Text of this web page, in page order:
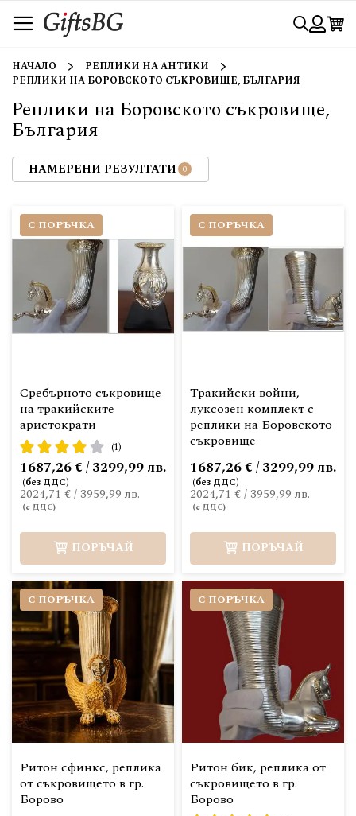
към
съдържанието
Търси
НАЧАЛО
РЕПЛИКИ НА АНТИКИ
РЕПЛИКИ НА БОРОВСКОТО СЪКРОВИЩЕ, БЪЛГАРИЯ
Реплики на Боровското съкровище,
България
С ПОРЪЧКА
Сребърното съкровище
на тракийските
аристократи
рейтинг:
80%
(1)
2024,71 €/ 3959,99 лв.
1687,26 € / 3299,99 лв.
ПОРЪЧАЙ
С ПОРЪЧКА
Тракийски войни,
луксозен комплект с
реплики на Боровското
съкровище
2024,71 €/ 3959,99 лв.
1687,26 € / 3299,99 лв.
ПОРЪЧАЙ
С ПОРЪЧКА
Ритон сфинкс, реплика
от съкровището в гр.
Борово
С ПОРЪЧКА
Ритон бик, реплика от
съкровището в гр.
Борово
НАМЕРЕНИ РЕЗУЛТАТИ